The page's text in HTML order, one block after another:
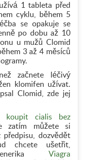
1 tableta před
cyklu, během 5
se opakuje se
po dobu až 10
u mužů Clomid
3 až 4 měsíců
začnete léčivý
klomifen užívat.
Clomid, zde jej
koupit cialis bez
zatím můžete si
dozvědět
chcete ušetřit,
Viagra